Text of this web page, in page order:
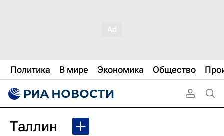
Политика В мире Экономика Общество
Таллин